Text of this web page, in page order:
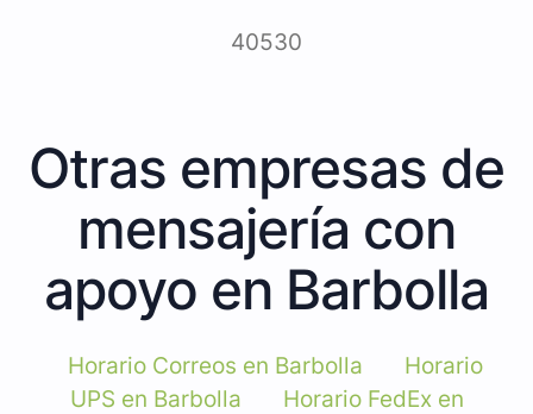
40530
Otras empresas de
mensajería con
apoyo en Barbolla
Horario Correos en Barbolla
Horario
UPS en Barbolla
Horario FedEx en